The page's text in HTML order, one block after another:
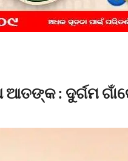
: ଦୁର୍ଗମ